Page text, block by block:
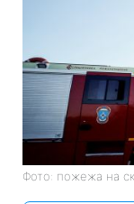
Фото: пожежа на